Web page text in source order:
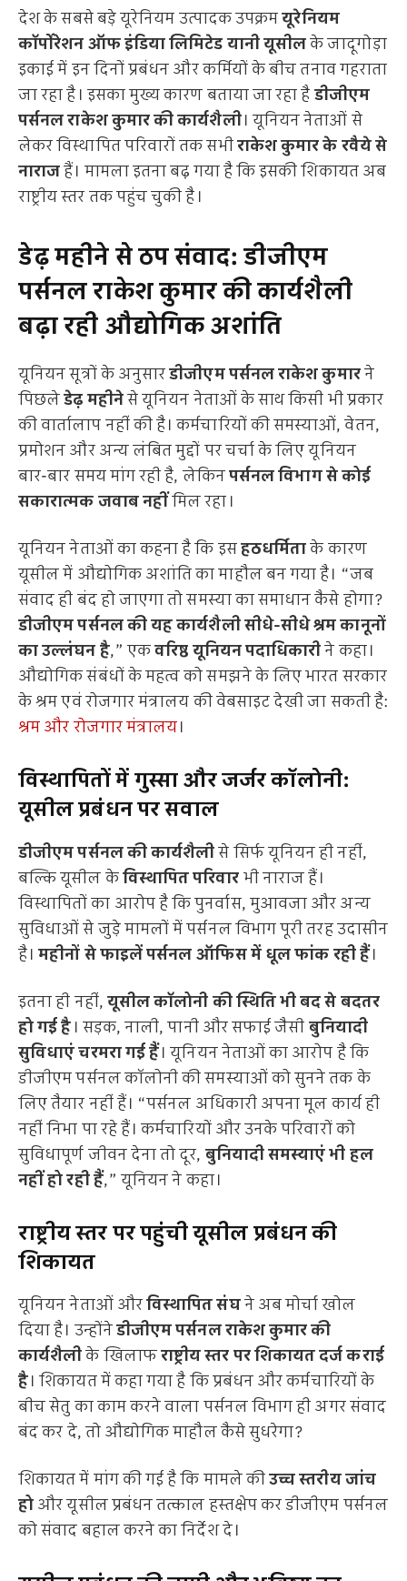
देश के सबसे बड़े यूरेनियम उत्पादक उपक्रमयूरेनियम
कॉर्पोरेशन ऑफ इंडिया लिमिटेड यानी यूसीलके जादूगोड़ा
इकाई में इन दिनों प्रबंधन और कर्मियों के बीच तनाव गहराता
जा रहा है। इसका मुख्य कारण बताया जा रहा हैडीजीएम
पर्सनल राकेश कुमार की कार्यशैली। यूनियन नेताओं से
लेकर विस्थापित परिवारों तक सभीराकेश कुमार के रवैये से
नाराजहैं। मामला इतना बढ़ गया है कि इसकी शिकायत अब
राष्ट्रीय स्तर तक पहुंच चुकी है।
डेढ़ महीने से ठप संवाद: डीजीएम
पर्सनल राकेश कुमार की कार्यशैली
बढ़ा रही औद्योगिक अशांति
यूनियन सूत्रों के अनुसारडीजीएम पर्सनल राकेश कुमारने
पिछलेडेढ़ महीनेसे यूनियन नेताओं के साथ किसी भी प्रकार
की वार्तालाप नहीं की है। कर्मचारियों की समस्याओं, वेतन,
प्रमोशन और अन्य लंबित मुद्दों पर चर्चा के लिए यूनियन
बार-बार समय मांग रही है, लेकिनपर्सनल विभाग से कोई
सकारात्मक जवाब नहींमिल रहा।
यूनियन नेताओं का कहना है कि इसहठधर्मिताके कारण
यूसील में औद्योगिक अशांति का माहौल बन गया है। “जब
संवाद ही बंद हो जाएगा तो समस्या का समाधान कैसे होगा?
डीजीएम पर्सनल की यह कार्यशैली सीधे-सीधे श्रम कानूनों
का उल्लंघन है,” एकवरिष्ठ यूनियन पदाधिकारीने कहा।
औद्योगिक संबंधों के महत्व को समझने के लिए भारत सरकार
के श्रम एवं रोजगार मंत्रालय की वेबसाइट देखी जा सकती है:
श्रम और रोजगार मंत्रालय।
विस्थापितों में गुस्सा और जर्जर कॉलोनी:
यूसील प्रबंधन पर सवाल
डीजीएम पर्सनल की कार्यशैलीसे सिर्फ यूनियन ही नहीं,
बल्कि यूसील केविस्थापित परिवारभी नाराज हैं।
विस्थापितों का आरोप है कि पुनर्वास, मुआवजा और अन्य
सुविधाओं से जुड़े मामलों में पर्सनल विभाग पूरी तरह उदासीन
है।महीनों से फाइलें पर्सनल ऑफिस में धूल फांक रही हैं।
इतना ही नहीं,यूसील कॉलोनी की स्थिति भी बद से बदतर
हो गई है। सड़क, नाली, पानी और सफाई जैसीबुनियादी
सुविधाएं चरमरा गई हैं। यूनियन नेताओं का आरोप है कि
डीजीएम पर्सनल कॉलोनी की समस्याओं को सुनने तक के
लिए तैयार नहीं हैं। “पर्सनल अधिकारी अपना मूल कार्य ही
नहीं निभा पा रहे हैं। कर्मचारियों और उनके परिवारों को
सुविधापूर्ण जीवन देना तो दूर, बुनियादी समस्याएं भी हल
नहीं हो रही हैं,” यूनियन ने कहा।
राष्ट्रीय स्तर पर पहुंची यूसील प्रबंधन की
शिकायत
यूनियन नेताओं औरविस्थापित संघने अब मोर्चा खोल
दिया है। उन्होंनेडीजीएम पर्सनल राकेश कुमार की
कार्यशैलीके खिलाफराष्ट्रीय स्तर पर शिकायत दर्ज कराई
है। शिकायत में कहा गया है कि प्रबंधन और कर्मचारियों के
बीच सेतु का काम करने वाला पर्सनल विभाग ही अगर संवाद
बंद कर दे, तो औद्योगिक माहौल कैसे सुधरेगा?
शिकायत में मांग की गई है कि मामले कीउच्च स्तरीय जांच
होऔर यूसील प्रबंधन तत्काल हस्तक्षेप कर डीजीएम पर्सनल
को संवाद बहाल करने का निर्देश दे।